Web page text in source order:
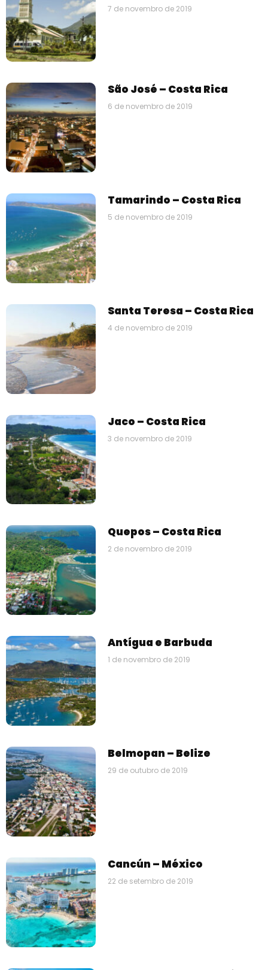
7 de novembro de 2019
São José – Costa Rica
6 de novembro de 2019
Tamarindo – Costa Rica
5 de novembro de 2019
Santa Teresa – Costa Rica
4 de novembro de 2019
Jaco – Costa Rica
3 de novembro de 2019
Quepos – Costa Rica
2 de novembro de 2019
Antígua e Barbuda
1 de novembro de 2019
Belmopan – Belize
29 de outubro de 2019
Cancún – México
22 de setembro de 2019